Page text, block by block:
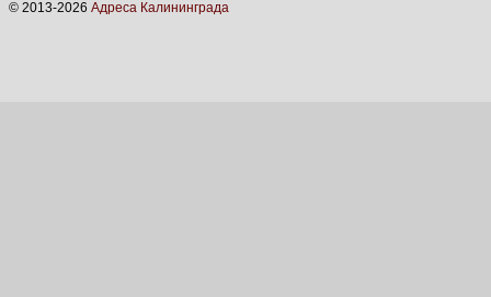
© 2013-2026 Адреса Калининграда